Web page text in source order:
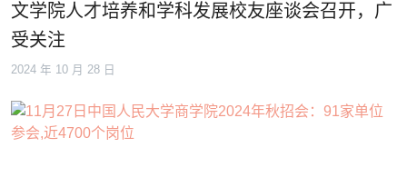
文学院人才培养和学科发展校友座谈会召开，广
受关注
2024 年 10 月 28 日